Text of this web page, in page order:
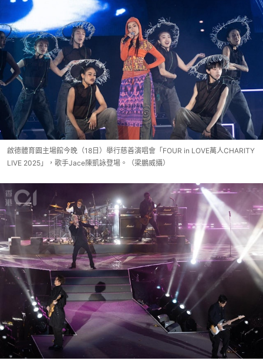
啟德體育園主場館今晚（18日）舉行慈善演唱會「FOUR in LOVE萬人CHARITY
LIVE 2025」，歌手Jace陳凱詠登場。（梁鵬威攝）